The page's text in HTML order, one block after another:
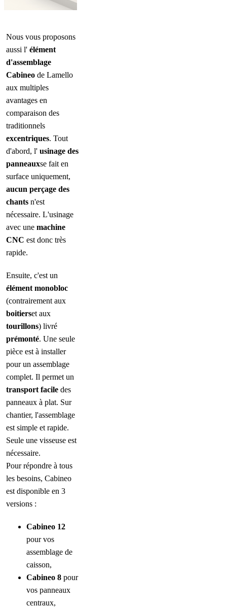
Nous vous proposons
aussi l' élément
d'assemblage
Cabineo de Lamello
aux multiples
avantages en
comparaison des
traditionnels
excentriques. Tout
d'abord, l' usinage des
panneauxse fait en
surface uniquement,
aucun perçage des
chants n'est
nécessaire. L'usinage
avec une machine
CNC est donc très
rapide.
Ensuite, c'est un
élément monobloc
(contrairement aux
boitierset aux
tourillons) livré
prémonté. Une seule
pièce est à installer
pour un assemblage
complet. Il permet un
transport facile des
panneaux à plat. Sur
chantier, l'assemblage
est simple et rapide.
Seule une visseuse est
nécessaire.
Pour répondre à tous
les besoins, Cabineo
est disponible en 3
versions :
Cabineo 12
pour vos
assemblage de
caisson,
Cabineo 8 pour
vos panneaux
centraux,